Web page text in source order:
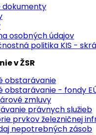
dokumenty
osobných údajov
politika KIS -
v ŽSR
obstarávanie
obstarávanie - fondy
zmluvy
právnych služieb
prvkov železničnej
nepotrebných zásob